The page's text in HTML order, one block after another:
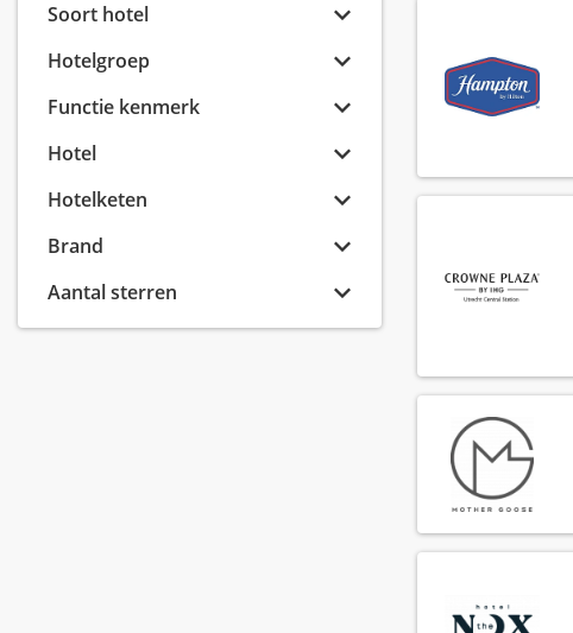
Soort hotel
Hotelgroep
Functie kenmerk
Hotel
Hotelketen
Brand
Aantal sterren